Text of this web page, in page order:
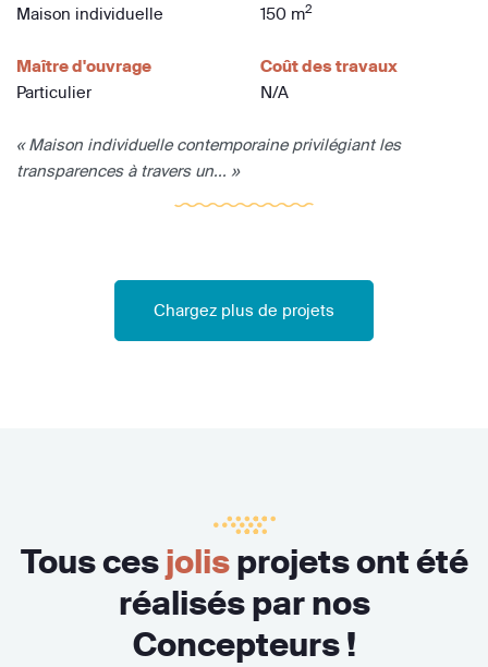
Maison individuelle
150 m2
Maître d'ouvrage
Particulier
Coût des travaux
N/A
« Maison individuelle contemporaine privilégiant les
transparences à travers un... »
Chargez plus de projets
Tous cesjolisprojets ont été
réalisés par nos
Concepteurs !